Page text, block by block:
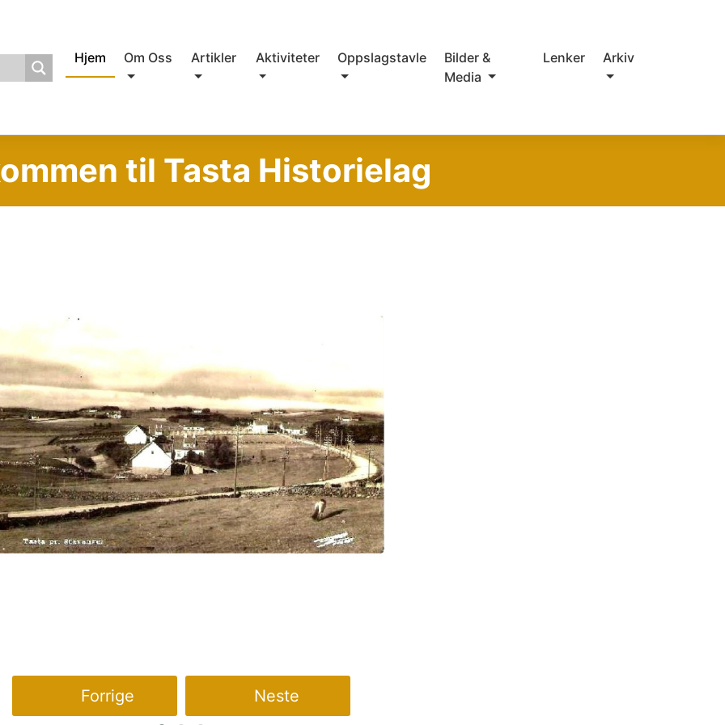
Hjem Om Oss Artikler Aktiviteter Oppslagstavle
Bilder &
Media
Lenker Arkiv
til Tasta Historielag
Forrige Neste